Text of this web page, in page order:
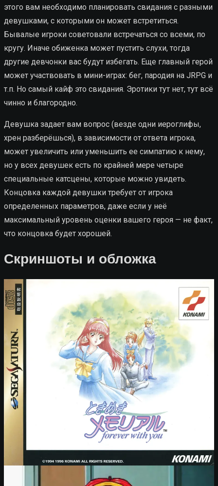
этого вам необходимо планировать свидания с разными
девушками, с которыми он может встретиться.
Бывалые игроки советовали встречаться со всеми, по
кругу. Иначе обиженка может пустить слухи, тогда
другие девчонки вас будут избегать. Еще главный герой
может участвовать в мини-играх: бег, пародия на JRPG и
т.п. Но самый кайф это свидания. Эротики тут нет, тут всё
чинно и благородно.
Девушка задает вам вопрос (везде одни иероглифы,
хрен разберёшься), в зависимости от ответа игрока,
может увеличить или уменьшить ее симпатию к нему,
но у всех девушек есть по крайней мере четыре
специальные катсцены, которые можно увидеть.
Концовка каждой девушки требует от игрока
определенных параметров, даже если у неё
максимальный уровень оценки вашего героя — не факт,
что концовка будет хорошей.
Скриншоты и обложка